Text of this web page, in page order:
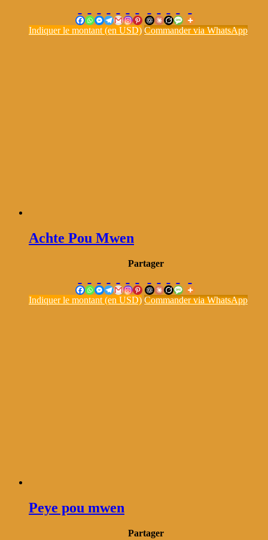
Indiquer le montant (en USD) Commander via WhatsApp
Achte Pou Mwen
Partager
Indiquer le montant (en USD) Commander via WhatsApp
Peye pou mwen
Partager